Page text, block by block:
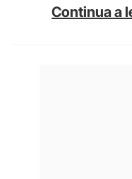
Continua a